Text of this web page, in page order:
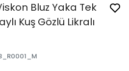
Bluz Yaka Tek
Kuş Gözlü Likralı